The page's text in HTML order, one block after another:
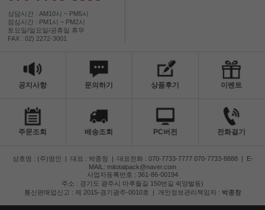
상담시간 : AM10시 ~ PM5시
점심시간 : PM1시 ~ PM2시
토요일/일요일/공휴일 휴무
FAX : 02) 2272-3001
공지사항 문의하기 상품후기 이벤트
주문조회 배송조회 PC버전 전화걸기
상호명 : (주)명인 | 대표 : 박종창 | 대표전화 : 070-7733-7777 070-7733-8888 | E-
MAIL: mitotalpack@naver.com
사업자등록번호 : 361-86-00194
주소 : 경기도 광주시 마루들길 150번길 4(양벌동)
통신판매업신고 : 제 2015-경기광주-0010호
| 개인정보관리책임자 : 박종창